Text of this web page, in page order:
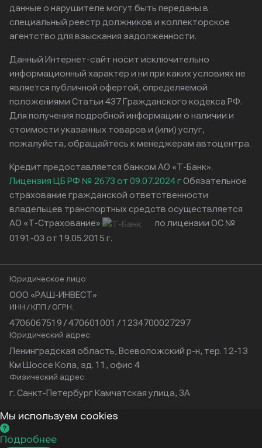
данные о нарушителе могут быть переданы в
специальный реестр должников и коллекторское
агентство для взыскания задолженности.
Данный Интернет-сайт носит исключительно
информационный характер и ни при каких условиях не
является публичной офертой, определяемой
положениями Статьи 437 Гражданского кодекса РФ.
Для получения подробной информации о наличии и
стоимости указанных товаров и (или) услуг,
пожалуйста, обращайтесь к менеджерам автоцентра.
Кредит предоставляется банком АО «Т-Банк».
Лицензия ЦБ РФ № 2673 от 09.07.2024 гОбязательное
страхование гражданской ответственности
владельцев транспортных средств осуществляется
АО «Т-Страхование»
по лицензии ОС №
0191-03 от 19.05.2015 г.
Юридическое лицо:
ООО «РАШ-ИНВЕСТ»
ИНН / КПП / ОГРН:
4706067519 / 470601001 / 1234700027297
Юридический адрес:
Ленинградская область, Всеволожский р-н, тер. 12-13
Км Шоссе Кола, зд. 11, офис 4
Физический адрес:
г. Санкт-Петербург Камчатская улица, 3А
Мы используем cookies
Подробнее